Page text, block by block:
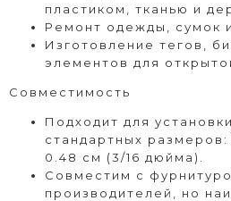
пластиком, тканью и
Ремонт одежды, сумок
Изготовление тегов,
элементов для
Совместимость
Подходит для
стандартных
0.48 см (3/16 дюйма).
Совместим с
производителей, но